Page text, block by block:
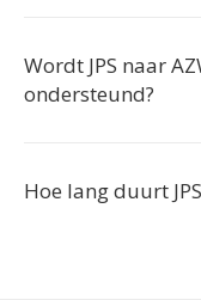
Wordt JPS naar
ondersteund?
Hoe lang duurt